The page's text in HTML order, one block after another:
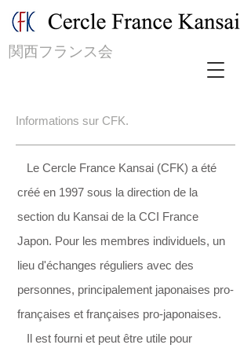
関西フランス会
Informations sur CFK.
Le Cercle France Kansai (CFK) a été
créé en 1997 sous la direction de la
section du Kansai de la CCI France
Japon. Pour les membres individuels, un
lieu d'échanges réguliers avec des
personnes, principalement japonaises pro-
françaises et françaises pro-japonaises.
Il est fourni et peut être utile pour